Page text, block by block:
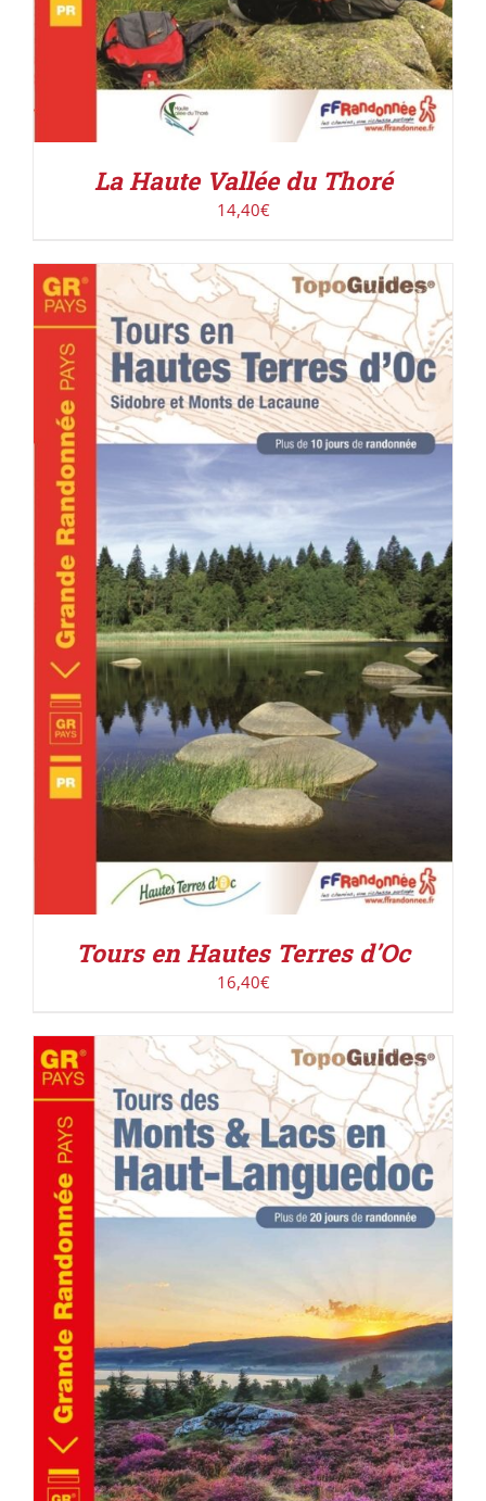
La Haute Vallée du Thoré
14,40€
ACHETER LE PRODUIT / DÉTAILS
Tours en Hautes Terres d’Oc
16,40€
AJOUTER AU PANIER / DÉTAILS